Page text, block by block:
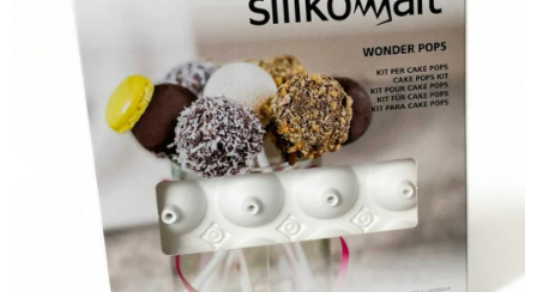
POCHUTINY
ZDRAVÉ PEČENÍ
DÁRKOVÉ POUKAZY
TÉMATICKÉ PRODUKTY